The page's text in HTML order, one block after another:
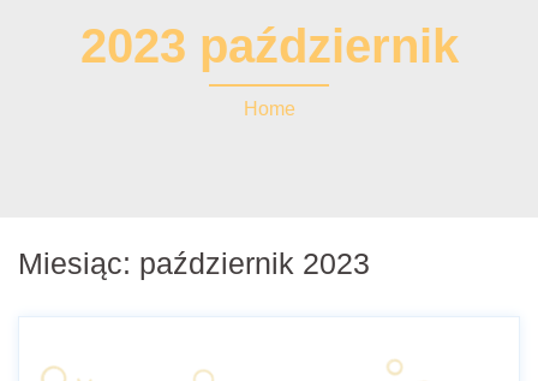
2023 październik
Home
Miesiąc: październik 2023